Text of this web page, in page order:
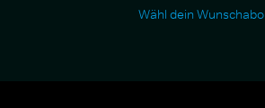
Wähl dein Wunschabo